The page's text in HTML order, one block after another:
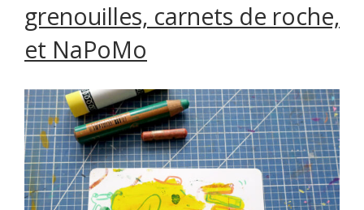
grenouilles, carnets de roche,
et NaPoMo